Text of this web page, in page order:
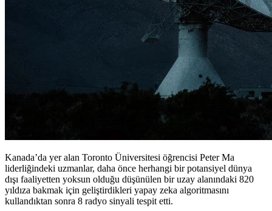
Kanada’da yer alan Toronto Üniversitesi öğrencisi Peter Ma
liderliğindeki uzmanlar, daha önce herhangi bir potansiyel dünya
dışı faaliyetten yoksun olduğu düşünülen bir uzay alanındaki 820
yıldıza bakmak için geliştirdikleri yapay zeka algoritmasını
kullandıktan sonra 8 radyo sinyali tespit etti.